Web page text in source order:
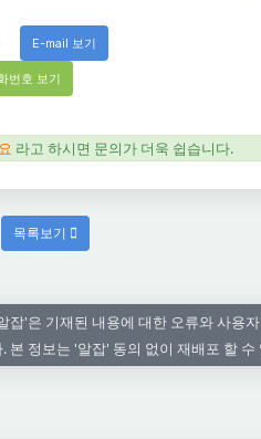
E-mail 보기
번호 보기
라고 하시면 문의가 더욱 쉽습니다.
목록보기
'은 기재된 내용에 대한 오류와 사용
본 정보는 '알잡' 동의 없이 재배포 할 수